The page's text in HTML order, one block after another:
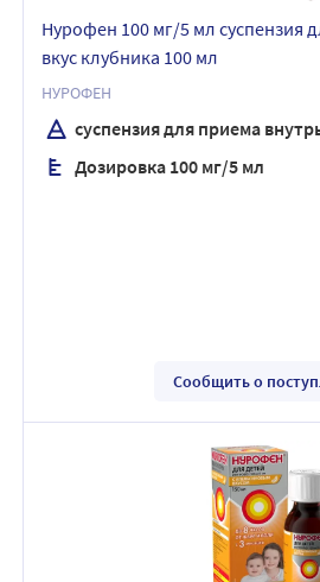
Нурофен 100 мг/5 мл суспензия
вкус клубника 100 мл
НУРОФЕН
суспензия для приема
Дозировка 100 мг/5 мл
Сообщить о